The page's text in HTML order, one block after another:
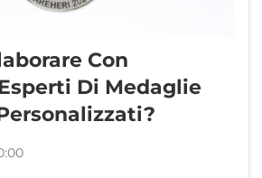
Con
Di Medaglie